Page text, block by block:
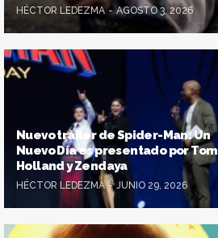
HÉCTOR LEDEZMA AGOSTO 3, 2026
Nuevo tráiler de Spider-Man: Un
Nuevo Día es presentado por Tom
Holland y Zendaya
HÉCTOR LEDEZMA JUNIO 29, 2026